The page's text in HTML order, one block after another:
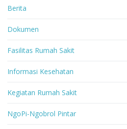
Berita
Dokumen
Fasilitas Rumah Sakit
Informasi Kesehatan
Kegiatan Rumah Sakit
NgoPi-Ngobrol Pintar